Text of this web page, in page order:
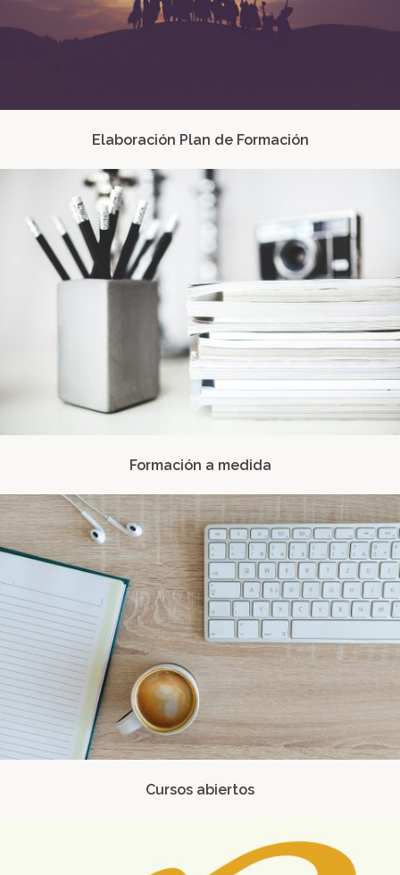
Elaboración Plan de Formación
Formación a medida
Cursos abiertos